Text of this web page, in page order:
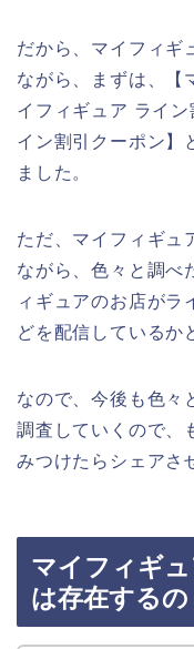
だから、マイフィギ
ながら、まずは、【
イフィギュア ライ
イン割引クーポン】
ました。
ただ、マイフィギュ
ながら、色々と調べ
ィギュアのお店がラ
どを配信しているか
なので、今後も色々
調査していくので、
みつけたらシェアさ
マイフィギ
は存在するの